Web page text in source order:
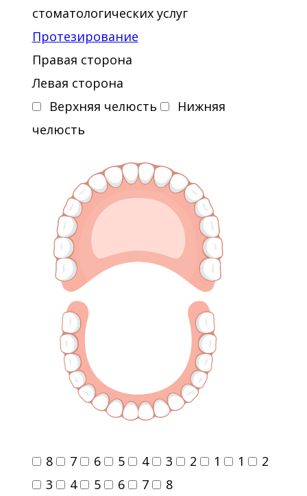
стоматологических услуг
Протезирование
Правая сторона
Левая сторона
Верхняя челюсть
Нижняя
челюсть
8 7 6 5 4 3 2 1 1
2
3
4 5 6 7
8